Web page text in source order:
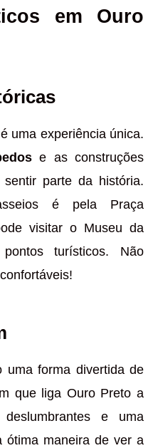
em Ouro
uma experiência única.
e as construções
parte da história.
é pela Praça
visitar o Museu da
turísticos. Não
uma forma divertida de
que liga Ouro Preto a
e uma
ótima maneira de ver a